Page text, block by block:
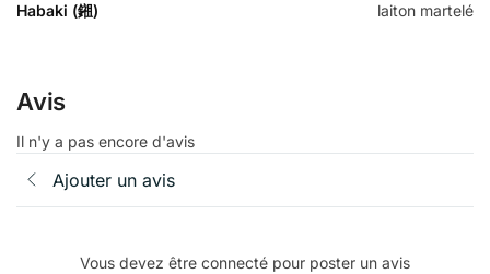
Habaki (鎺) laiton martelé
Avis
Il n'y a pas encore d'avis
Ajouter un avis
Vous devez être connecté pour poster un avis